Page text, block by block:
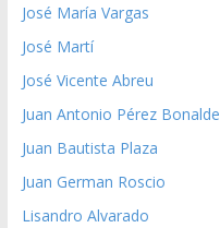
José María Vargas
José Martí
José Vicente Abreu
Juan Antonio Pérez Bonalde
Juan Bautista Plaza
Juan German Roscio
Lisandro Alvarado